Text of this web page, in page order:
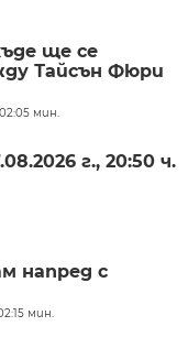
ще се
Тайсън Фюри
мин.
г., 20:50 ч.
напред с
мин.